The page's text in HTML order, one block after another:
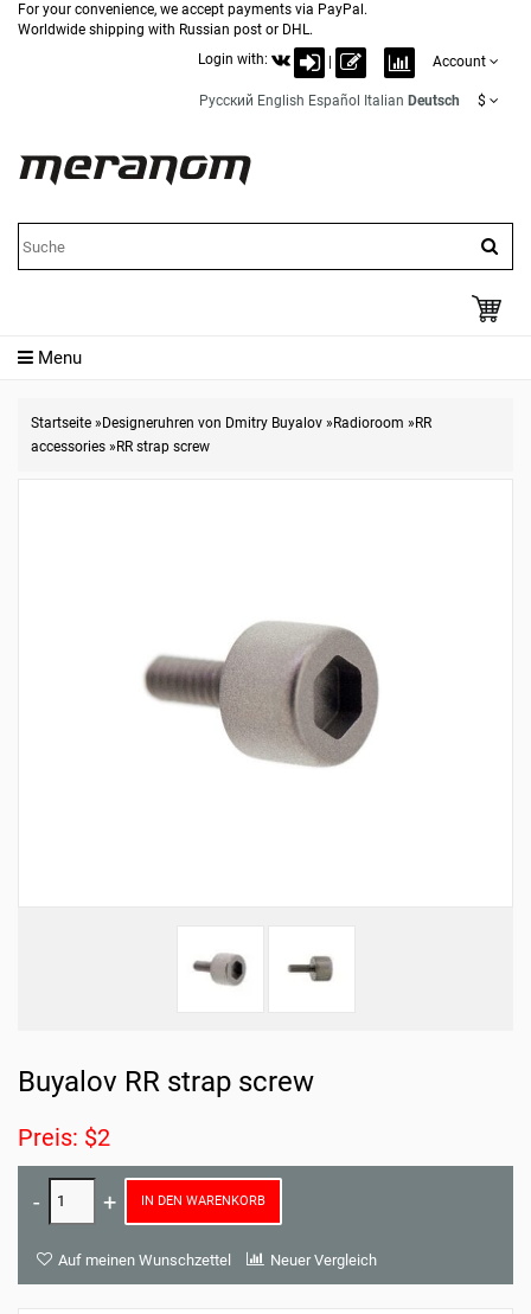
For your convenience, we accept payments via PayPal.
Worldwide shipping with Russian post or DHL.
Login with:
Account
Русский English Español Italian Deutsch $
Menu
Startseite » Designeruhren von Dmitry Buyalov » Radioroom » RR
accessories » RR strap screw
Buyalov RR strap screw
Preis: $2
IN DEN WARENKORB
Auf meinen Wunschzettel Neuer Vergleich